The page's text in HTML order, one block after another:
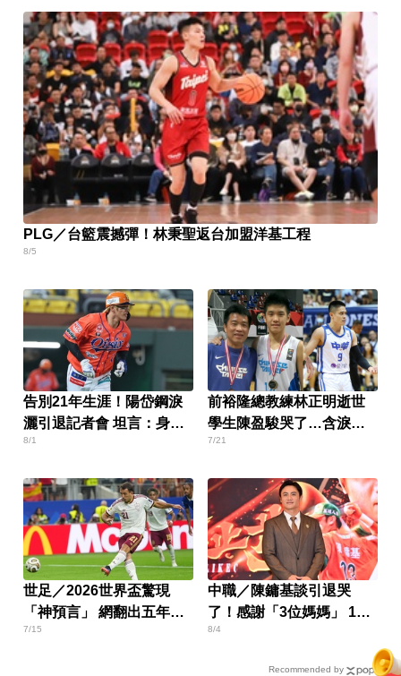
PLG／台籃震撼彈！林秉聖返台加盟洋基工程
8/5
告別21年生涯！陽岱鋼淚
灑引退記者會 坦言：身體
動不了
8/1
前裕隆總教練林正明逝世
學生陳盈駿哭了…含淚比
賽
7/21
世足／2026世界盃驚現
「神預言」 網翻出五年前
貼文嚇傻：未來人
7/15
中職／陳鏞基談引退哭
了！感謝「3位媽媽」 1字
總結棒球人生
8/4
Recommended by